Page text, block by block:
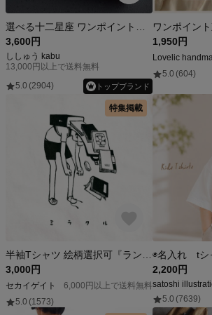
3,600円
ししゅう kabu
13,000円以上で送料無料
5.0 (2904) トップブランド
1,950円
Lovelic
5.0 (604)
特集掲載
3,000円
セカイゲイト
6,000円以上で送料無料
5.0 (1573)
2,200円
satoshi
5.0 (7639)